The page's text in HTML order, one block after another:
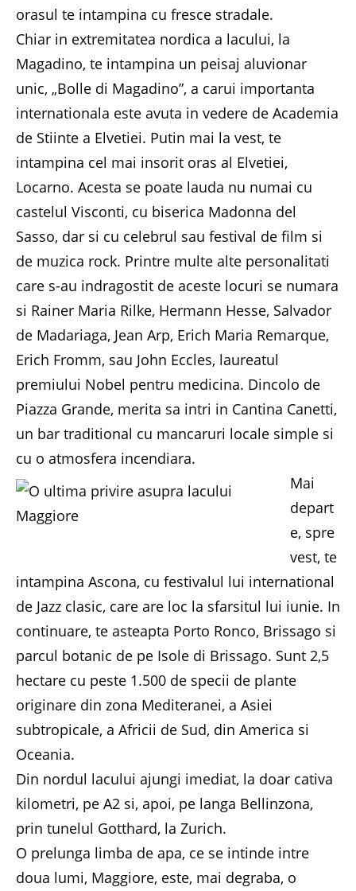
orasul te intampina cu fresce stradale.
Chiar in extremitatea nordica a lacului, la
Magadino, te intampina un peisaj aluvionar
unic, „Bolle di Magadino”, a carui importanta
internationala este avuta in vedere de Academia
de Stiinte a Elvetiei. Putin mai la vest, te
intampina cel mai insorit oras al Elvetiei,
Locarno. Acesta se poate lauda nu numai cu
castelul Visconti, cu biserica Madonna del
Sasso, dar si cu celebrul sau festival de film si
de muzica rock. Printre multe alte personalitati
care s-au indragostit de aceste locuri se numara
si Rainer Maria Rilke, Hermann Hesse, Salvador
de Madariaga, Jean Arp, Erich Maria Remarque,
Erich Fromm, sau John Eccles, laureatul
premiului Nobel pentru medicina. Dincolo de
Piazza Grande, merita sa intri in Cantina Canetti,
un bar traditional cu mancaruri locale simple si
cu o atmosfera incendiara.
Mai
depart
e, spre
vest, te
intampina Ascona, cu festivalul lui international
de Jazz clasic, care are loc la sfarsitul lui iunie. In
continuare, te asteapta Porto Ronco, Brissago si
parcul botanic de pe Isole di Brissago. Sunt 2,5
hectare cu peste 1.500 de specii de plante
originare din zona Mediteranei, a Asiei
subtropicale, a Africii de Sud, din America si
Oceania.
Din nordul lacului ajungi imediat, la doar cativa
kilometri, pe A2 si, apoi, pe langa Bellinzona,
prin tunelul Gotthard, la Zurich.
O prelunga limba de apa, ce se intinde intre
doua lumi, Maggiore, este, mai degraba, o